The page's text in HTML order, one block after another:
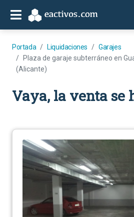
Portada Liquidaciones
Garajes
Plaza de garaje subterráneo en
(Alicante)
Vaya, la venta se